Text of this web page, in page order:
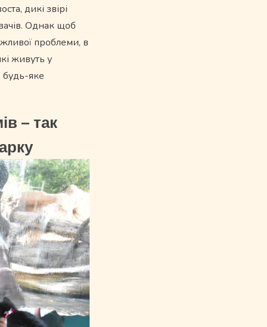
дикі звірі
Однак щоб
​​проблеми, в
живуть у
будь-яке
– так